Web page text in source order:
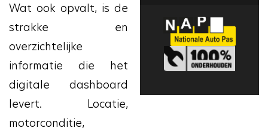
Wat ook opvalt, is de
strakke en
overzichtelijke
informatie die het
digitale dashboard
levert. Locatie,
motorconditie,